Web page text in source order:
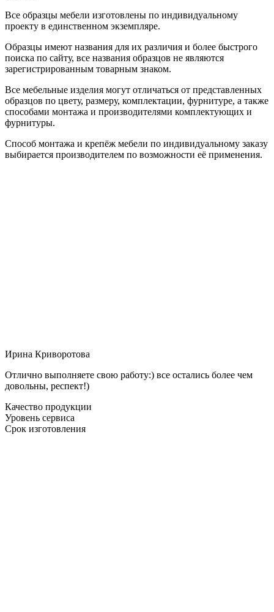
Все образцы мебели изготовлены по индивидуальному
проекту в единственном экземпляре.
Образцы имеют названия для их различия и более быстрого
поиска по сайту, все названия образцов не являются
зарегистрированным товарным знаком.
Все мебельные изделия могут отличаться от представленных
образцов по цвету, размеру, комплектации, фурнитуре, а также
способами монтажа и производителями комплектующих и
фурнитуры.
Способ монтажа и крепёж мебели по индивидуальному заказу
выбирается производителем по возможности её применения.
Ирина Криворотова
Отлично выполняете свою работу:) все остались более чем
довольны, респект!)
Качество продукции
Уровень сервиса
Срок изготовления